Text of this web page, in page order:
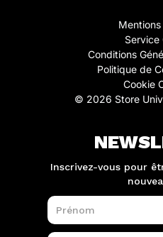
Service
Conditions
Politique de
Cookie
© 2026 Store